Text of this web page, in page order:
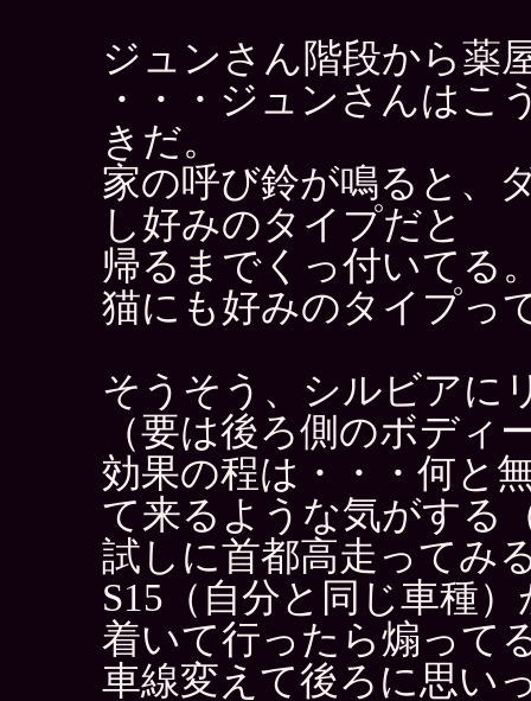
ジュンさん階段から薬
・・・ジュンさんはこ
きだ。
家の呼び鈴が鳴ると、
し好みのタイプだと
帰るまでくっ付いてる
猫にも好みのタイプっ
そうそう、シルビアに
（要は後ろ側のボディ
効果の程は・・・何と
て来るような気がする
試しに首都高走ってみ
S15（自分と同じ車種
着いて行ったら煽って
車線変えて後ろに思い